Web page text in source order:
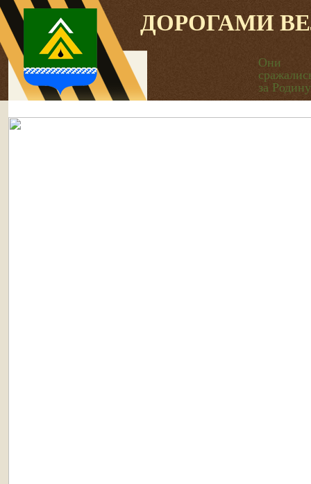
ДОРОГАМИ
Они
за Родину